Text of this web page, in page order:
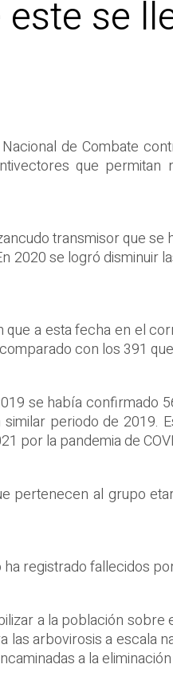
se
de Combate
que
transmisor que
2020 se logró disminuir
a esta fecha en el
con los 391
se había confirmado
periodo de 2019.
por la pandemia de
pertenecen al grupo
registrado fallecidos
a la población
arbovirosis a escala
a la